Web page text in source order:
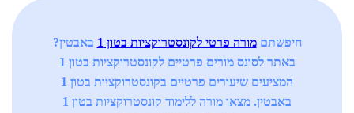
חיפשתםמורה פרטי לקונסטרוקציות בטון 1
באבטין?
באתר לסונס מורים פרטיים לקונסטרוקציות בטון 1
המציעים שיעורים פרטיים בקונסטרוקציות בטון 1
באבטין. מצאו מורה ללימוד קונסטרוקציות בטון 1